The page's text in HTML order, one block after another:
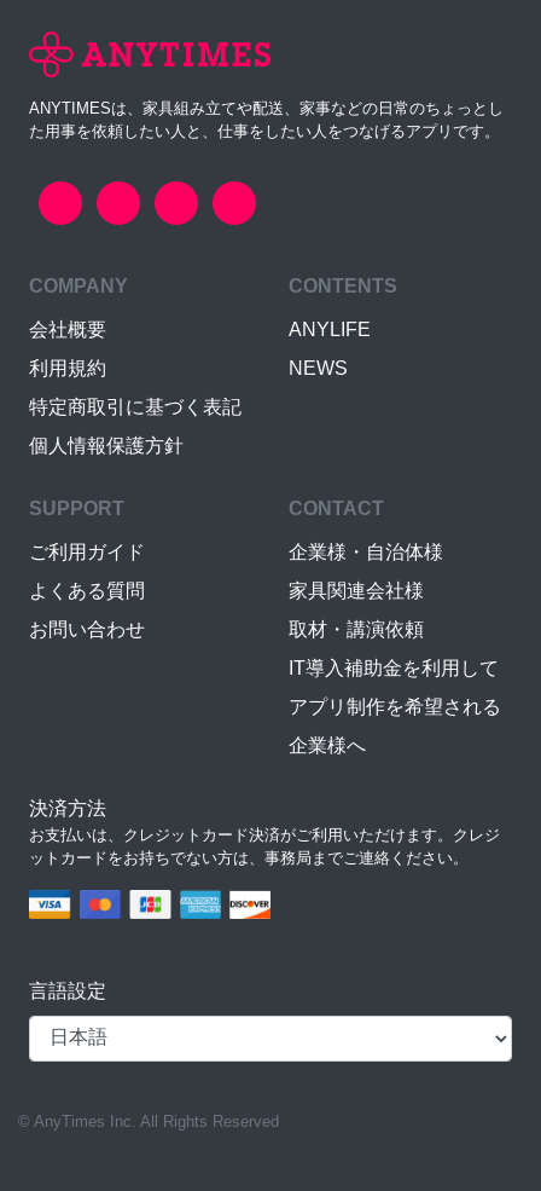
ANYTIMESは、家具組み立てや配送、家事などの日常のちょっとし
た用事を依頼したい人と、仕事をしたい人をつなげるアプリです。
COMPANY
会社概要
利用規約
特定商取引に基づく表記
個人情報保護方針
CONTENTS
ANYLIFE
NEWS
SUPPORT
ご利用ガイド
よくある質問
お問い合わせ
CONTACT
企業様・自治体様
家具関連会社様
取材・講演依頼
IT導入補助金を利用して
アプリ制作を希望される
企業様へ
決済方法
お支払いは、クレジットカード決済がご利用いただけます。クレジ
ットカードをお持ちでない方は、事務局までご連絡ください。
言語設定
© AnyTimes Inc. All Rights Reserved